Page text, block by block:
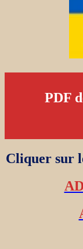
PDF
Cliquer sur